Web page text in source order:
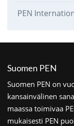
PEN
Suomen PEN
Suomen PEN on
kansainvälinen
maassa toimivaa
mukaisesti PEN